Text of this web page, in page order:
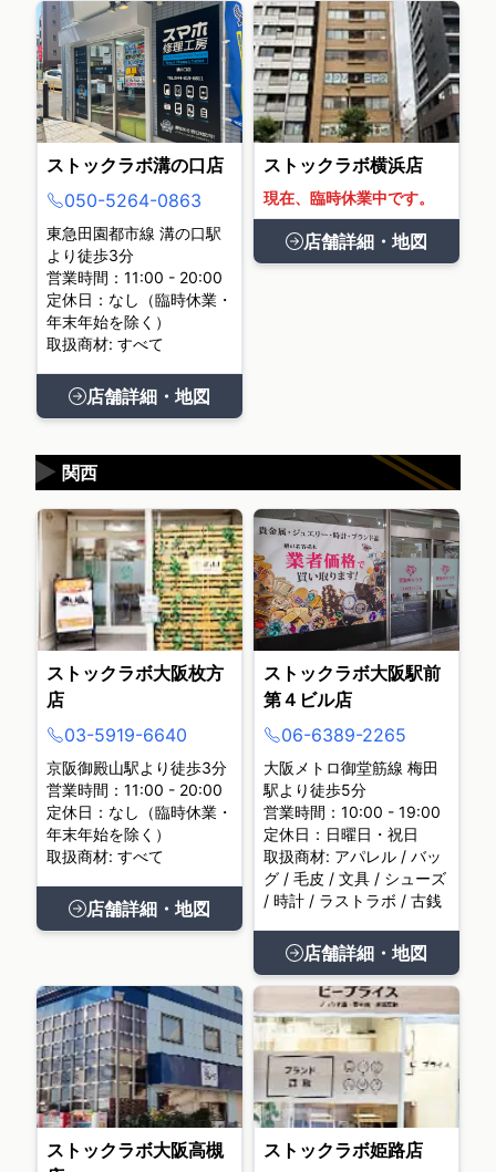
ストックラボ溝の口店
050-5264-0863
東急田園都市線 溝の口駅
より徒歩3分
営業時間：11:00 - 20:00
定休日：なし（臨時休業・
年末年始を除く）
取扱商材: すべて
店舗詳細・地図
ストックラボ横浜店
現在、臨時休業中です。
店舗詳細・地図
関西
▶
ストックラボ大阪枚方
店
03-5919-6640
京阪御殿山駅より徒歩3分
営業時間：11:00 - 20:00
定休日：なし（臨時休業・
年末年始を除く）
取扱商材: すべて
店舗詳細・地図
ストックラボ大阪駅前
第４ビル店
06-6389-2265
大阪メトロ御堂筋線 梅田
駅より徒歩5分
営業時間：10:00 - 19:00
定休日：日曜日・祝日
取扱商材: アパレル / バッ
グ / 毛皮 / 文具 / シューズ
/ 時計 / ラストラボ / 古銭
店舗詳細・地図
ストックラボ大阪高槻
ストックラボ姫路店